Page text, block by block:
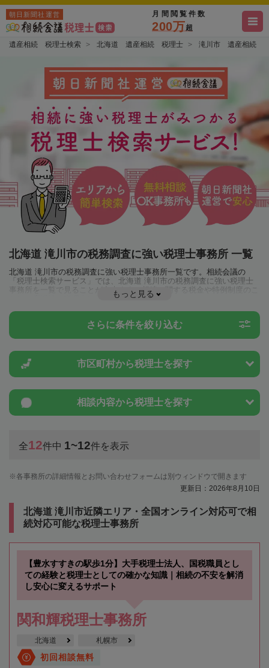
朝日新聞社運営 月間閲覧件数
200万超
遺産相続 税理士検索 北海道 遺産相続 税理士 滝川市 遺産相続
北海道 滝川市の税務調査に強い税理士事務所 一覧
北海道 滝川市の税務調査に強い税理士事務所一覧です。相続会議の
「税理士検索サービス」では、北海道 滝川市の税務調査に強い税理士
事務所を一覧で見ることが出来ます。相続に関する税金や特例制度のこ
とは一度近隣の税理士に相談してみましょう。
もっと見る
さらに条件を絞り込む
市区町村から税理士を探す
相談内容から税理士を探す
全12件中 1~12件を表示
各事務所の詳細情報とお問い合わせフォームは別ウィンドウで開きます
更新日：2026年8月10日
北海道 滝川市近隣エリア・全国オンライン対応可で相
続対応可能な税理士事務所
【豊水すすきの駅歩1分】大手税理士法人、国税職員とし
ての経験と税理士としての確かな知識｜相続の不安を解消
し安心に変えるサポート
関和輝税理士事務所
北海道 札幌市
初回相談無料